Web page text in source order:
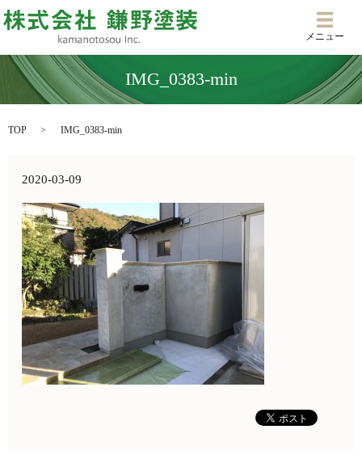
メニ
メニュー
IMG_0383-min
TOP IMG_0383-min
2020-03-09